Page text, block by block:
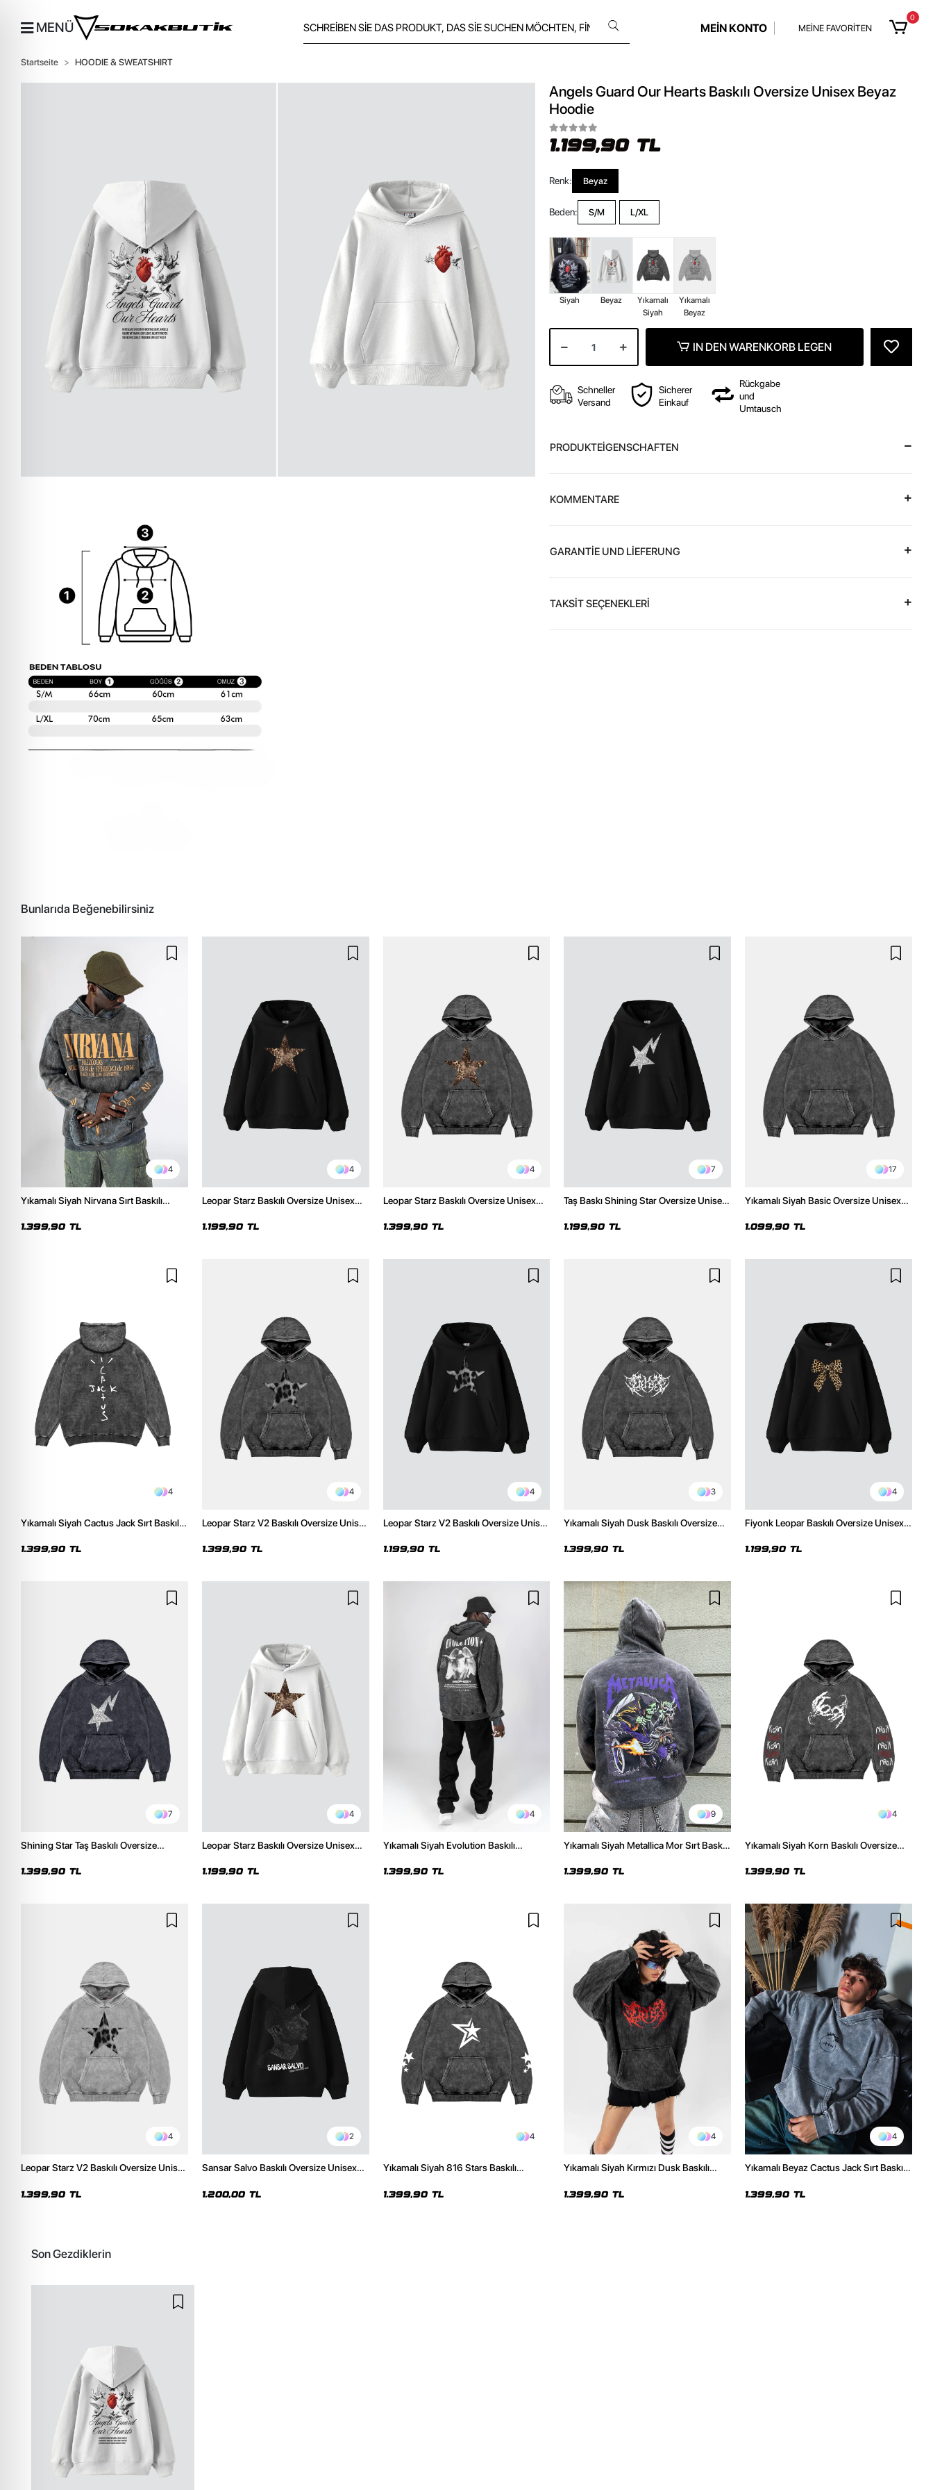
MENÜ MEİN KONTO MEİNE FAVORİTEN
0
Startseite HOODIE & SWEATSHIRT
Angels Guard Our Hearts Baskılı Oversize Unisex Beyaz
Hoodie
1.199,90 TL
Renk: Beyaz
Beden: S/M L/XL
Siyah Beyaz
Yıkamalı
Siyah
Yıkamalı
Beyaz
IN DEN WARENKORB LEGEN
Schneller
Versand
Sicherer
Einkauf
Rückgabe
und
Umtausch
PRODUKTEİGENSCHAFTEN
KOMMENTARE
GARANTİE UND LİEFERUNG
TAKSİT SEÇENEKLERİ
Bunlarıda Beğenebilirsiniz
4
Yıkamalı Siyah Nirvana Sırt Baskılı
1.399,90 TL
4
Leopar Starz Baskılı Oversize Unisex
1.199,90 TL
4
Leopar Starz Baskılı Oversize Unisex
1.399,90 TL
7
Taş Baskı Shining Star Oversize Unisex
1.199,90 TL
17
Yıkamalı Siyah Basic Oversize Unisex
1.099,90 TL
4
Yıkamalı Siyah Cactus Jack Sırt Baskılı
1.399,90 TL
4
Leopar Starz V2 Baskılı Oversize Unisex
1.399,90 TL
4
Leopar Starz V2 Baskılı Oversize Unisex
1.199,90 TL
3
Yıkamalı Siyah Dusk Baskılı Oversize
1.399,90 TL
4
Fiyonk Leopar Baskılı Oversize Unisex
1.199,90 TL
7
Shining Star Taş Baskılı Oversize
1.399,90 TL
4
Leopar Starz Baskılı Oversize Unisex
1.199,90 TL
4
Yıkamalı Siyah Evolution Baskılı
1.399,90 TL
9
Yıkamalı Siyah Metallica Mor Sırt Baskılı
1.399,90 TL
4
Yıkamalı Siyah Korn Baskılı Oversize
1.399,90 TL
4
Leopar Starz V2 Baskılı Oversize Unisex
1.399,90 TL
2
Sansar Salvo Baskılı Oversize Unisex
1.200,00 TL
4
Yıkamalı Siyah 816 Stars Baskılı
1.399,90 TL
4
Yıkamalı Siyah Kırmızı Dusk Baskılı
1.399,90 TL
4
Yıkamalı Beyaz Cactus Jack Sırt Baskılı
1.399,90 TL
Son Gezdiklerin